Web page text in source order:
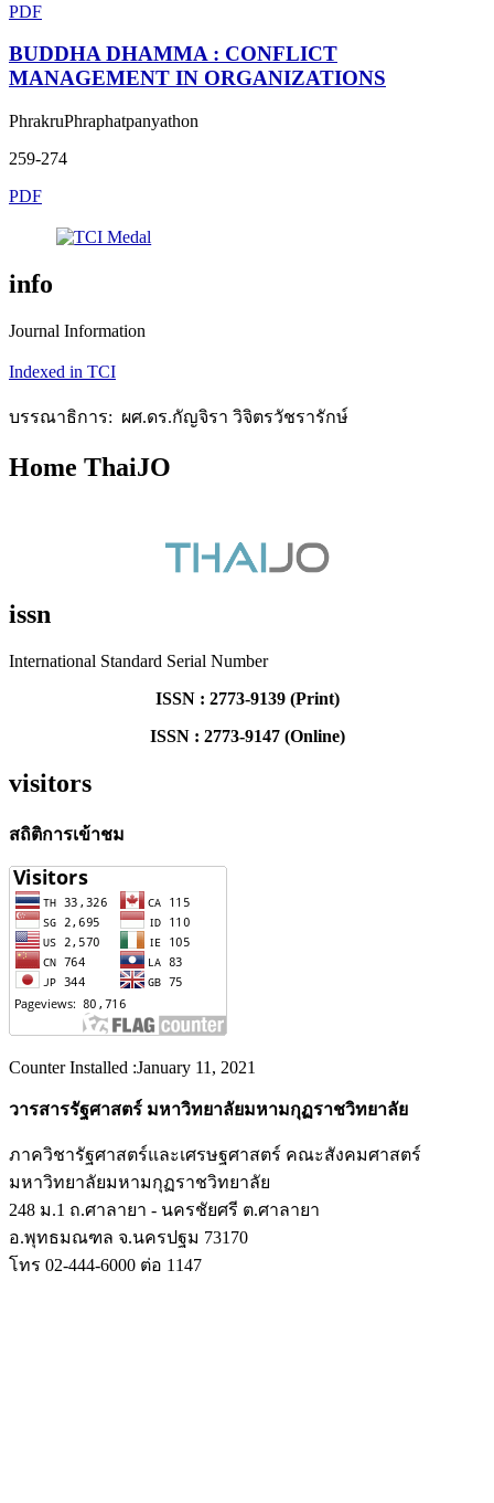
PDF
BUDDHA DHAMMA : CONFLICT
MANAGEMENT IN ORGANIZATIONS
PhrakruPhraphatpanyathon
259-274
PDF
info
Journal Information
Indexed in TCI
บรรณาธิการ: ผศ.ดร.กัญจิรา วิจิตรวัชรารักษ์
Home ThaiJO
issn
International Standard Serial Number
ISSN : 2773-9139 (Print)
ISSN : 2773-9147 (Online)
visitors
สถิติการเข้าชม
Counter Installed :January 11, 2021
วารสารรัฐศาสตร์ มหาวิทยาลัยมหามกุฏราชวิทยาลัย
ภาควิชารัฐศาสตร์และเศรษฐศาสตร์ คณะสังคมศาสตร์
มหาวิทยาลัยมหามกุฏราชวิทยาลัย
248 ม.1 ถ.ศาลายา - นครชัยศรี ต.ศาลายา
อ.พุทธมณฑล จ.นครปฐม 73170
โทร 02-444-6000 ต่อ 1147